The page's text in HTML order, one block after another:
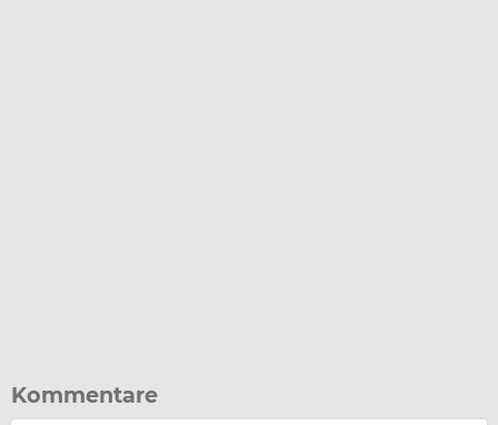
Kommentare